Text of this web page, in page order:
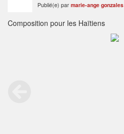
Publié(e) par marie-ange gonzales
Composition pour les Haïtiens